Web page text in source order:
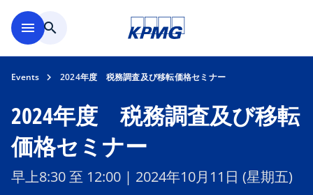
menu search
Events 2024年度 税務調査及び移転価格セミナー
2024年度 税務調査及び移転
価格セミナー
早上8:30 至 12:00 | 2024年10月11日 (星期五)